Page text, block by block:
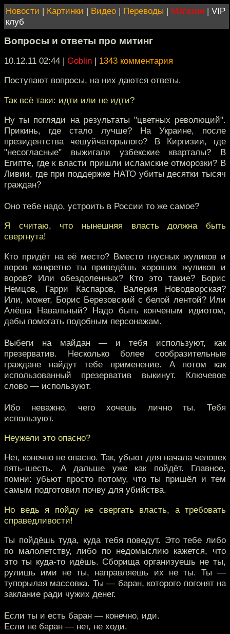
Новости | Картинки | Видео | Переводы | Магазин | VIP
клуб
Вопросы и ответы про митинг
10.12.11 02:44 | Goblin | 1343 комментария
Поступают вопросы, на них даются ответы.
Так всё таки: идти или не идти?
Ну ты погляди на результаты "цветных революций".
Прикинь, где стало лучше? На Украине, после
президентства чешуйчаторылого? В Киргизии, где
"несогласные" выжигали узбекские кварталы? В
Египте, где к власти пришли исламские отморозки? В
Ливии, где при поддержке НАТО убиты десятки тысяч
граждан?
Оно тебе надо, устроить в России то же самое?
Я считаю, что нынешняя власть должна быть
свергнута!
Кто придёт на её место? Вместо гнусных жуликов и
воров конкретно ты приведёшь хороших жуликов и
воров? Или обездоленных? Кто это такие? Борис
Немцов, Гарри Каспаров, Валерия Новодворская?
Или, может, Борис Березовский с белой лентой? Или
Алёша Навальный? Надо быть конченым идиотом,
дабы помогать подобным персонажам.
Выбеги на майдан — и тебя используют, как
презерватив. Несколько более сообразительные
граждане найдут тебе применение. А потом как
использованный презерватив выкинут. Ключевое
слово — используют.
Ибо неважно, чего хочешь лично ты. Тебя
используют.
Неужели это опасно?
Нет, конечно не опасно. Так, убьют для начала человек
пять-шесть. А дальше уже как пойдёт. Главное,
помни: убьют просто потому, что ты пришёл и тем
самым подготовил почву для убийства.
Но ведь я пойду не свергать власть, а требовать
справедливости!
Ты пойдёшь туда, куда тебя поведут. Это тебе либо
по малолетству, либо по недомыслию кажется, что
это ты куда-то идёшь. Сборища организуешь не ты,
рулишь ими не ты, направляешь их не ты. Ты —
тупорылая массовка. Ты — баран, которого погонят на
заклание ради чужих денег.
Если ты и есть баран — конечно, иди.
Если не баран — нет, не ходи.